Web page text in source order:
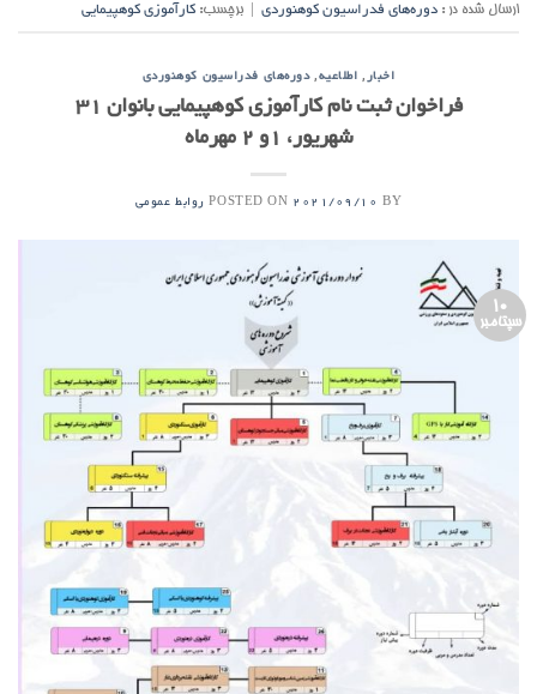
ارسال شده در : دوره‌های فدراسیون کوهنوردی برچسب: کارآموزی کوهپیمایی
اخبار, اطلاعیه,دوره‌های فدراسیون کوهنوردی
فراخوان ثبت نام کارآموزی کوهپیمایی بانوان 31
شهریور، 1و 2 مهرماه
POSTED ON 2021/09/10 BY روابط عمومی
10
سپتامبر